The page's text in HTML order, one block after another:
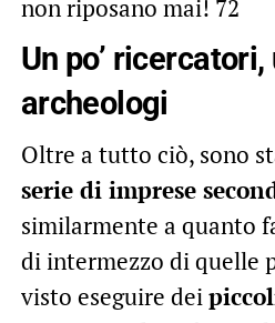
Un po’ ricercatori,
archeologi
Oltre a tutto ciò, sono
serie di imprese
similarmente a quanto
di intermezzo di quelle
visto eseguire dei